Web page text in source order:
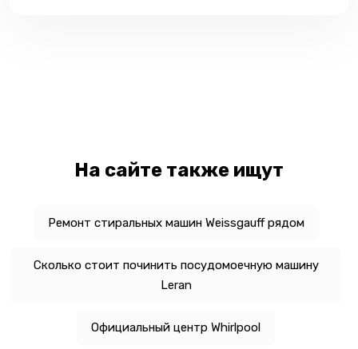
На сайте также ищут
Ремонт стиральных машин Weissgauff рядом
Сколько стоит починить посудомоечную машину
Leran
Официальный центр Whirlpool